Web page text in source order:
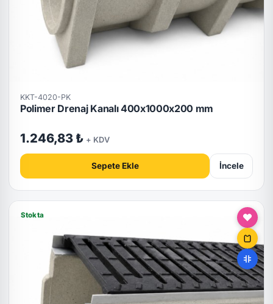
KKT-4020-PK
Polimer Drenaj Kanalı 400x1000x200 mm
1.246,83 ₺ + KDV
Sepete Ekle İncele
Stokta